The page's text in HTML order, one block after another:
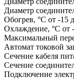
Диаметр
Обогрев, °С от -15
Охлаждение, °С от
Максимальный
Автомат токовой
Сечение кабеля
Сечение
Подключение